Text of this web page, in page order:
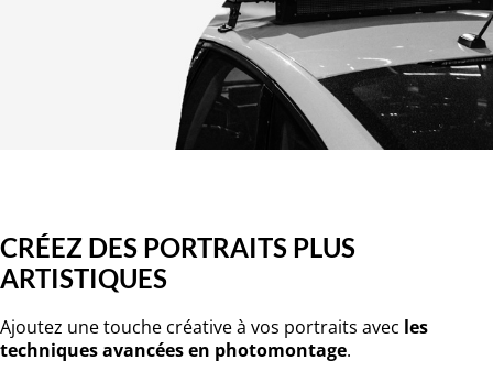
CRÉEZ DES PORTRAITS PLUS
ARTISTIQUES
Ajoutez une touche créative à vos portraits avec les
techniques avancées en photomontage.